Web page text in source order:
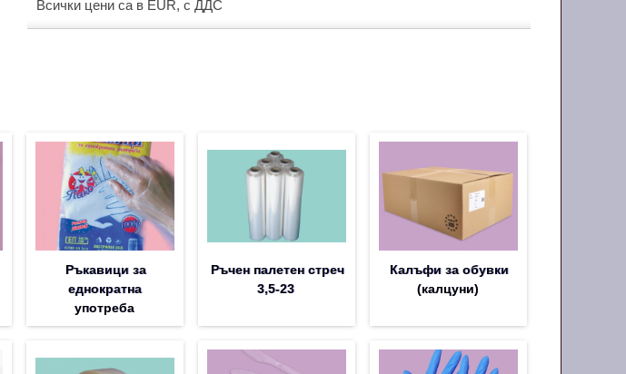
Всички цени са в EUR, с ДДС
Ръкавици за
еднократна
употреба
Ръчен палетен стреч
3,5-23
Калъфи за обувки
(калцуни)